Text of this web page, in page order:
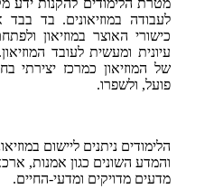
מטרת הלימודים להקנות ידע
לעבודה במוזיאונים. בד
כישורי האוצר במוזיאון
עיונית ומעשית לעובד
של המוזיאון כמרכז יצירתי
פועל, ולשפרו.
הלימודים ניתנים ליישום
והמדע השונים כגון אמנות,
מדעים מדויקים ומדעי-החיים.